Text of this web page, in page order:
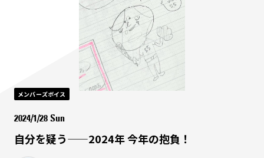
メンバーズボイス
2024/1/28 Sun
自分を疑う——2024年 今年の抱負！